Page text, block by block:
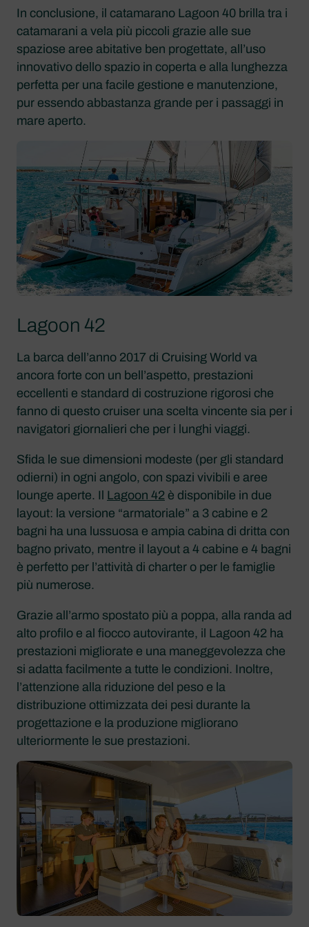
In conclusione, il catamarano Lagoon 40 brilla tra i
catamarani a vela più piccoli grazie alle sue
spaziose aree abitative ben progettate, all’uso
innovativo dello spazio in coperta e alla lunghezza
perfetta per una facile gestione e manutenzione,
pur essendo abbastanza grande per i passaggi in
mare aperto.
Lagoon 42
La barca dell’anno 2017 di Cruising World va
ancora forte con un bell’aspetto, prestazioni
eccellenti e standard di costruzione rigorosi che
fanno di questo cruiser una scelta vincente sia per i
navigatori giornalieri che per i lunghi viaggi.
Sfida le sue dimensioni modeste (per gli standard
odierni) in ogni angolo, con spazi vivibili e aree
lounge aperte. Il Lagoon 42 è disponibile in due
layout: la versione “armatoriale” a 3 cabine e 2
bagni ha una lussuosa e ampia cabina di dritta con
bagno privato, mentre il layout a 4 cabine e 4 bagni
è perfetto per l’attività di charter o per le famiglie
più numerose.
Grazie all’armo spostato più a poppa, alla randa ad
alto profilo e al fiocco autovirante, il Lagoon 42 ha
prestazioni migliorate e una maneggevolezza che
si adatta facilmente a tutte le condizioni. Inoltre,
l’attenzione alla riduzione del peso e la
distribuzione ottimizzata dei pesi durante la
progettazione e la produzione migliorano
ulteriormente le sue prestazioni.